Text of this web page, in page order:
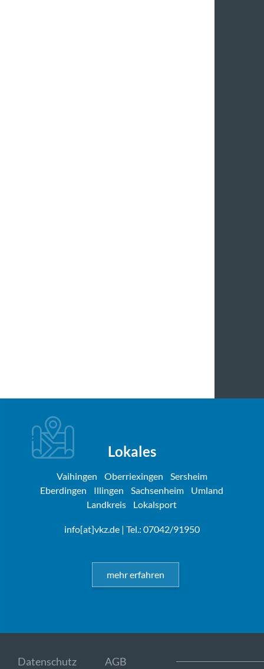
Lokales
Vaihingen Oberriexingen
Sersheim
Eberdingen
Illingen Sachsenheim
Umland
Landkreis
Lokalsport
info[at]vkz.de| Tel.: 07042/91950
mehr erfahren
Datenschutz AGB